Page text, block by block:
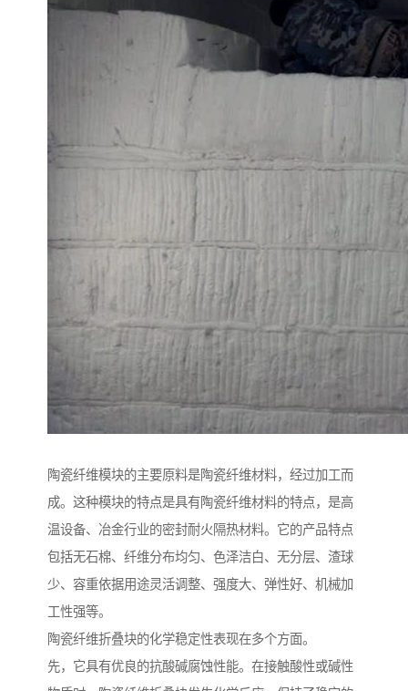
陶瓷纤维模块的主要原料是陶瓷纤维材料，经过加工而
成。这种模块的特点是具有陶瓷纤维材料的特点，是高
温设备、冶金行业的密封耐火隔热材料。它的产品特点
包括无石棉、纤维分布均匀、色泽洁白、无分层、渣球
少、容重依据用途灵活调整、强度大、弹性好、机械加
工性强等。
陶瓷纤维折叠块的化学稳定性表现在多个方面。
先，它具有优良的抗酸碱腐蚀性能。在接触酸性或碱性